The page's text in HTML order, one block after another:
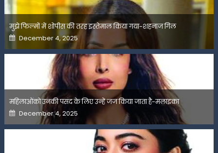
मुझे फिल्मों में शोपीस की तरह इस्तेमाल किया गया-शहनाज गिल
Posted
on
December 4, 2025
महिलाओंको उनकी पसंद के लिए उन्हें जज किया जाता है-मलाइका
Posted
on
December 4, 2025